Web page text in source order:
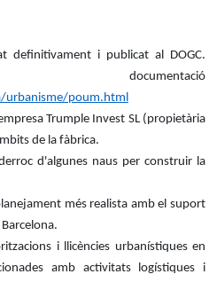
i publicat al DOGC.
poum.html
Trumple Invest SL (propietària
de la fàbrica.
d'algunes naus per construir la
més realista amb el suport
i llicències urbanístiques en
amb activitats logístiques i